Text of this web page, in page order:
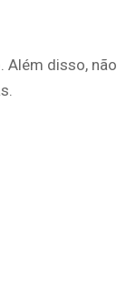
Além disso, não